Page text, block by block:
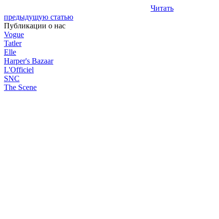
Читать
предыдущую статью
Публикации о нас
Vogue
Tatler
Elle
Harper's Bazaar
L'Officiel
SNC
The Scene